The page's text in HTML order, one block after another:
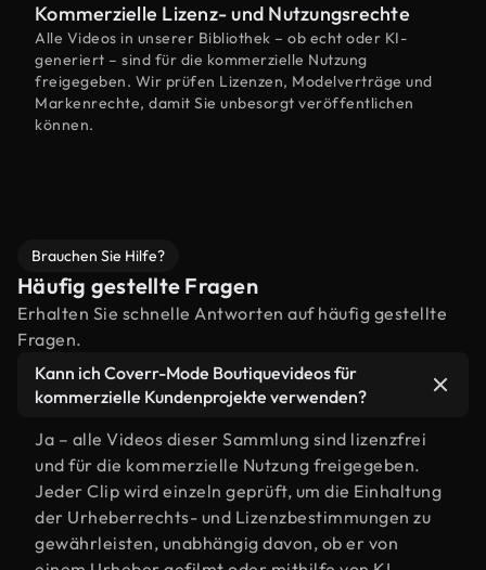
Kommerzielle Lizenz- und Nutzungsrechte
Alle Videos in unserer Bibliothek – ob echt oder KI-
generiert – sind für die kommerzielle Nutzung
freigegeben. Wir prüfen Lizenzen, Modelverträge und
Markenrechte, damit Sie unbesorgt veröffentlichen
können.
Brauchen Sie Hilfe?
Häufig gestellte Fragen
Erhalten Sie schnelle Antworten auf häufig gestellte
Fragen.
Kann ich Coverr-Mode Boutiquevideos für
kommerzielle Kundenprojekte verwenden?
Ja – alle Videos dieser Sammlung sind lizenzfrei
und für die kommerzielle Nutzung freigegeben.
Jeder Clip wird einzeln geprüft, um die Einhaltung
der Urheberrechts- und Lizenzbestimmungen zu
gewährleisten, unabhängig davon, ob er von